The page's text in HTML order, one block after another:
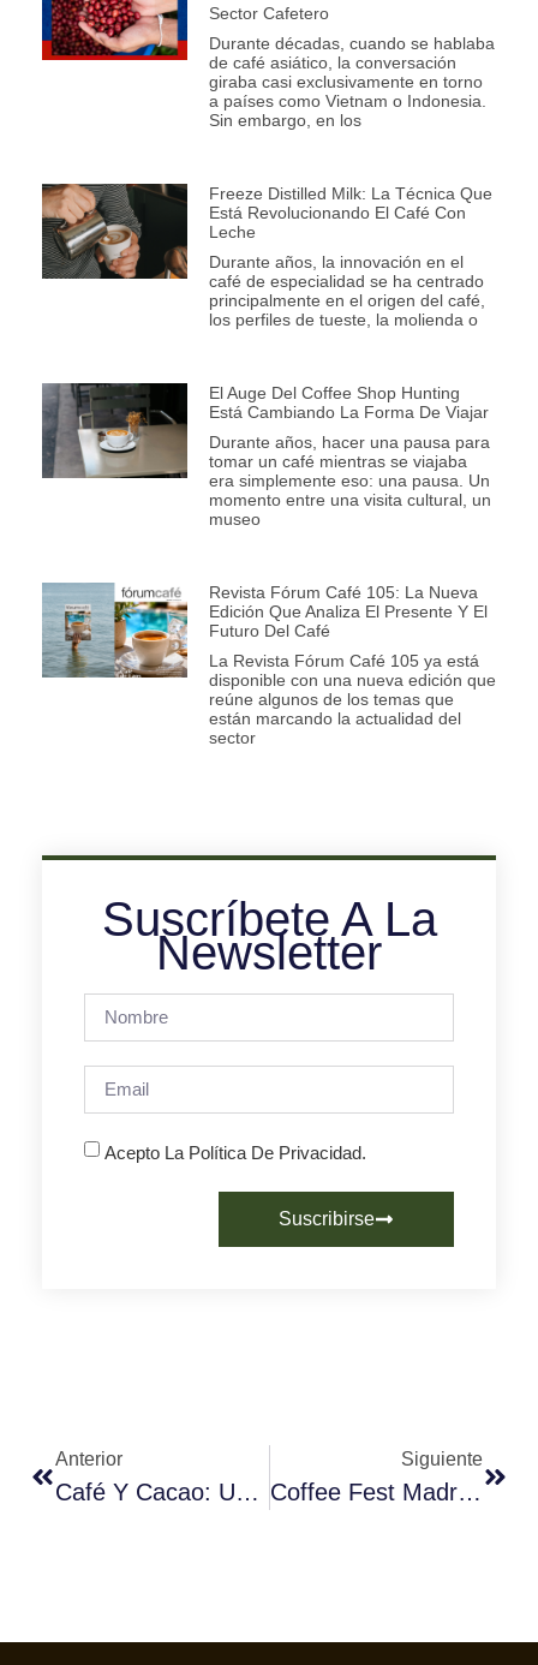
Sector Cafetero
Durante décadas, cuando se hablaba
de café asiático, la conversación
giraba casi exclusivamente en torno
a países como Vietnam o Indonesia.
Sin embargo, en los
Freeze Distilled Milk: La Técnica Que
Está Revolucionando El Café Con
Leche
Durante años, la innovación en el
café de especialidad se ha centrado
principalmente en el origen del café,
los perfiles de tueste, la molienda o
El Auge Del Coffee Shop Hunting
Está Cambiando La Forma De Viajar
Durante años, hacer una pausa para
tomar un café mientras se viajaba
era simplemente eso: una pausa. Un
momento entre una visita cultural, un
museo
Revista Fórum Café 105: La Nueva
Edición Que Analiza El Presente Y El
Futuro Del Café
La Revista Fórum Café 105 ya está
disponible con una nueva edición que
reúne algunos de los temas que
están marcando la actualidad del
sector
Suscríbete A La
Newsletter
Acepto La Política De Privacidad.
Suscribirse
Anterior
Café Y Cacao: Una Combinación Deliciosa Y Saludable
Siguiente
Coffee Fest Madrid 2025: Un Acontecimiento Firme Que Promueve El Café De Calidad